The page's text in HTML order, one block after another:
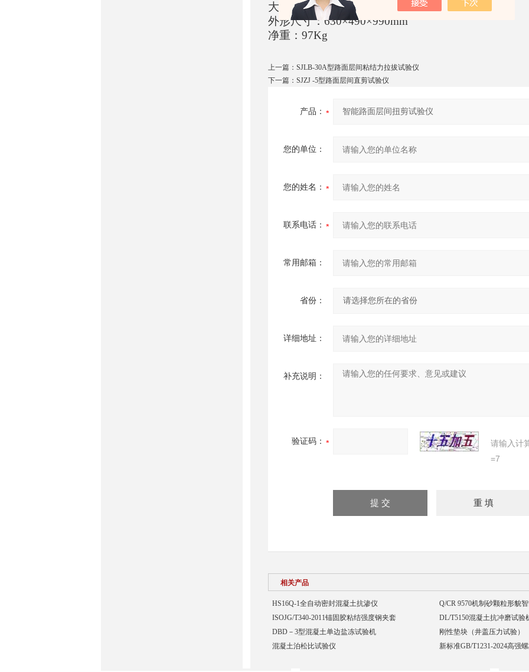
大功率：800W
外形尺寸： 630×490×990mm
净重： 97Kg
上一篇： SJLB-30A型路面层间粘结力拉拔试验仪
下一篇： SJZJ -5型路面层间直剪试验仪
产品：
您的单位：
您的姓名：
联系电话：
常用邮箱：
省份：
详细地址：
补充说明：
验证码：
请输入计
=7
相关产品
HS16Q-1全自动密封混凝土抗渗仪
Q/CR 9570机制砂颗粒形貌
ISOJG/T340-2011锚固胶粘结强度钢夹套
DL/T5150混凝土抗冲磨试验
DBD－3型混凝土单边盐冻试验机
刚性垫块（井盖压力试验）
混凝土泊松比试验仪
新标准GB/T1231-2024高强